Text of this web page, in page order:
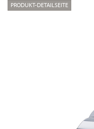
PRODUKT-DETAILSEITE